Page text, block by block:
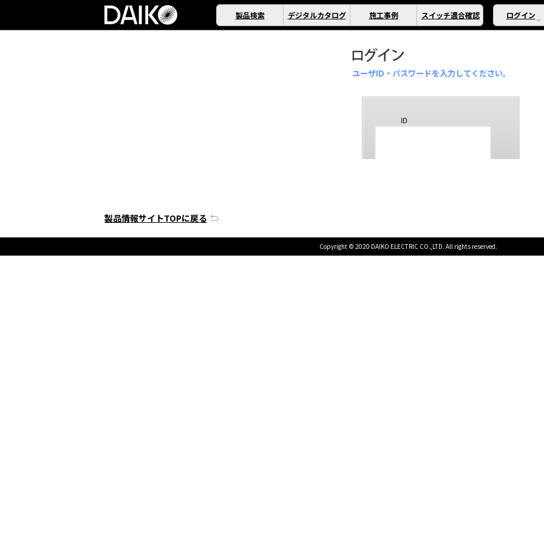
製品検索 デジタルカタログ 施工事例 スイッチ適合確認 ログイン
ユーザID・パスワードを入力してください。
製品情報サイトTOPに戻る
Copyright © 2020 DAIKO ELECTRIC CO.,LTD. All rights reserved.